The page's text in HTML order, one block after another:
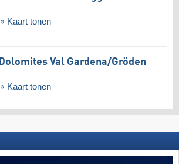
Kaart tonen
Dolomites Val Gardena/​Gröden
Kaart tonen